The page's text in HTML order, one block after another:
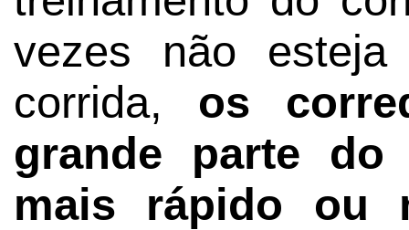
vezes não
corrida, os
grande parte do
mais rápido ou